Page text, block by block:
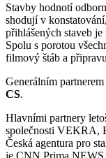
Stavby hodnotí
shodují v
přihlášených staveb
Spolu s porotou
filmový štáb a
Generálním
CS.
Hlavními partnery
společnosti VEKRA,
Česká agentura pro
je CNN Prima